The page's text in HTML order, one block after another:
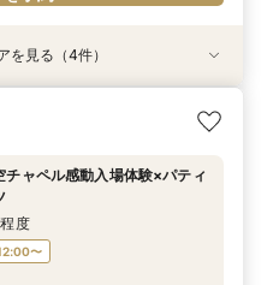
のおふたり】即決なしで安心＆
試食
〜
予約
事帰りやテーマパーク帰りに夜
食
〜
予約
人数で結婚式】アットホームウ
〜
予約
ット婚】リングドッグ＆足形ス
20万円分のワンちゃん優待
〜
予約
を見る（4件）
チャペル感動入場体験×パティ
度
〜